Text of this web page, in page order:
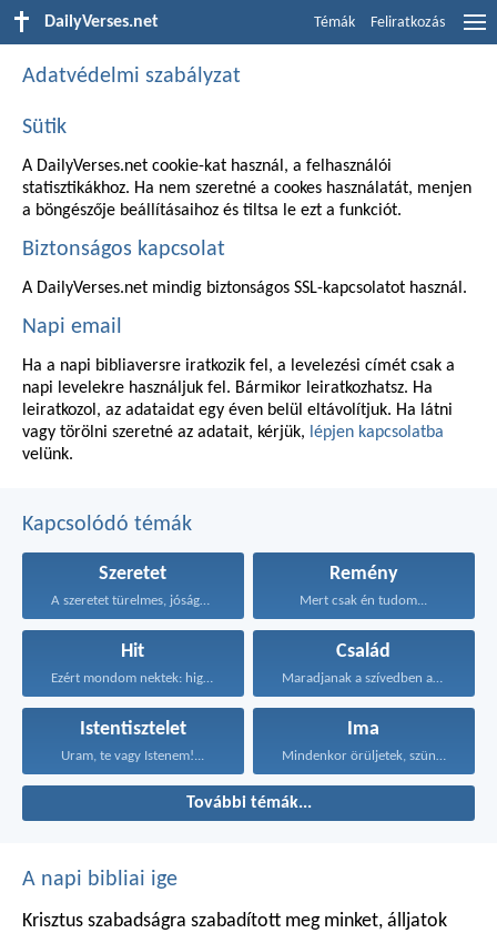
DailyVerses.net Témák Feliratkozás
Adatvédelmi szabályzat
Sütik
A DailyVerses.net cookie-kat használ, a felhasználói
statisztikákhoz. Ha nem szeretné a cookes használatát, menjen
a böngészője beállításaihoz és tiltsa le ezt a funkciót.
Biztonságos kapcsolat
A DailyVerses.net mindig biztonságos SSL-kapcsolatot használ.
Napi email
Ha a napi bibliaversre iratkozik fel, a levelezési címét csak a
napi levelekre használjuk fel. Bármikor leiratkozhatsz. Ha
leiratkozol, az adataidat egy éven belül eltávolítjuk. Ha látni
vagy törölni szeretné az adatait, kérjük, lépjen kapcsolatba
velünk.
Kapcsolódó témák
Szeretet
A szeretet türelmes, jóságos...
Remény
Mert csak én tudom...
Hit
Ezért mondom nektek: higgyétek...
Család
Maradjanak a szívedben azok...
Istentisztelet
Uram, te vagy Istenem!...
Ima
Mindenkor örüljetek, szüntelenül imádkozzatok...
További témák...
A napi bibliai ige
Krisztus szabadságra szabadított meg minket, álljatok